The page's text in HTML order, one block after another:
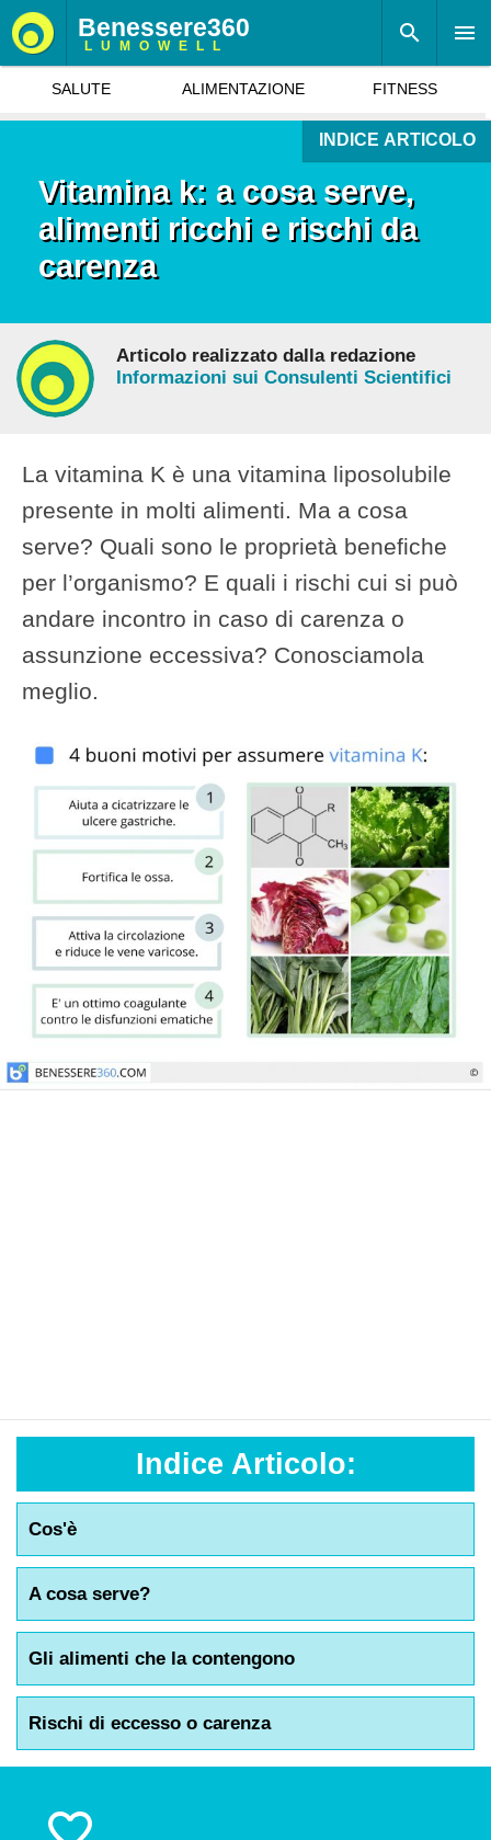
Vitamina k: a cosa serve,
alimenti ricchi e rischi da
carenza
Articolo realizzato dalla redazione
Informazioni sui Consulenti Scientifici
La vitamina K è una vitamina liposolubile
presente in molti alimenti. Ma a cosa
serve? Quali sono le proprietà benefiche
per l’organismo? E quali i rischi cui si può
andare incontro in caso di carenza o
assunzione eccessiva? Conosciamola
meglio.
Indice Articolo:
Cos'è
A cosa serve?
Gli alimenti che la contengono
Rischi di eccesso o carenza
INDICE ARTICOLO
Benessere360
LUMOWELL
SALUTE ALIMENTAZIONE FITNESS